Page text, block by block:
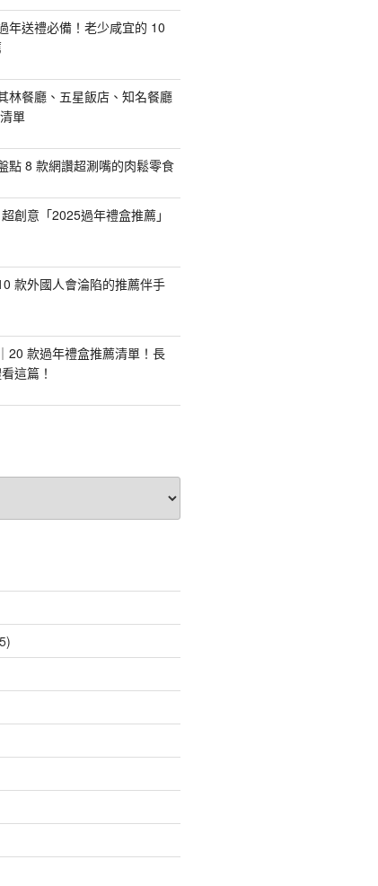
年送禮必備！老少咸宜的 10
林餐廳、五星飯店、知名餐廳
單
點 8 款網讚超涮嘴的肉鬆零食
創意「2025過年禮盒推薦」
款外國人會淪陷的推薦伴手
20 款過年禮盒推薦清單！長
這篇！